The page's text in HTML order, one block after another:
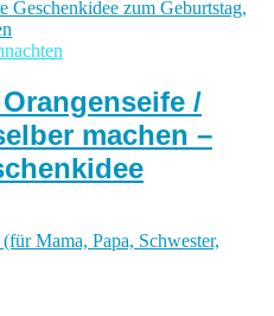
/
machen –